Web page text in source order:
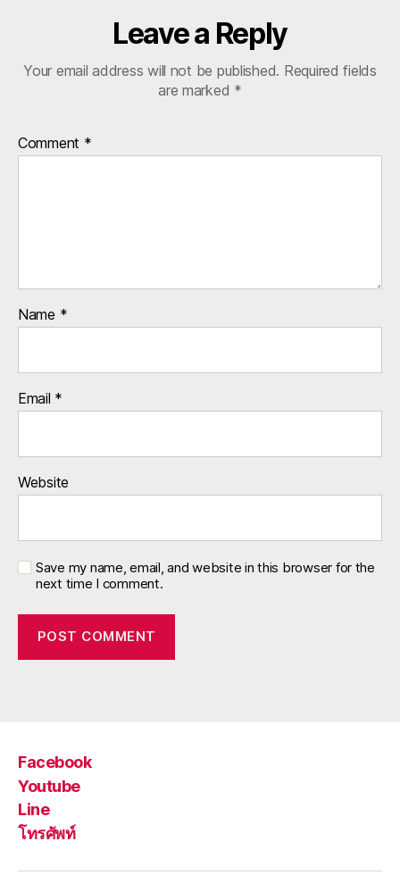
Leave a Reply
Your email address will not be published. Required fields
are marked *
Comment *
Name *
Email *
Website
Save my name, email, and website in this browser for the
next time I comment.
Facebook
Youtube
Line
โทรศัพท์